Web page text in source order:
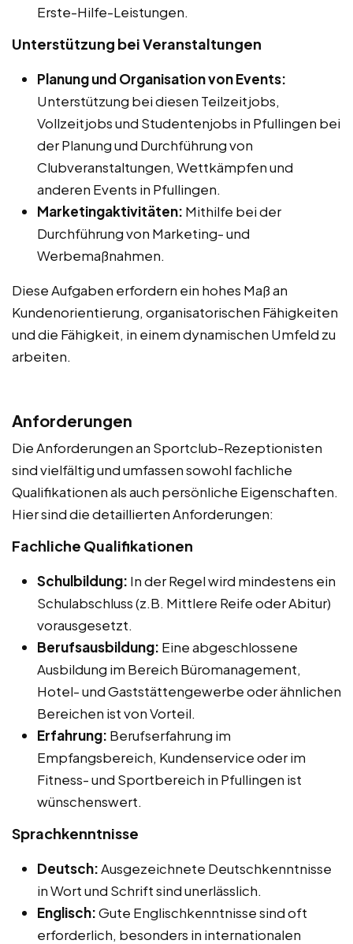
Erste-Hilfe-Leistungen.
Unterstützung bei Veranstaltungen
Planung und Organisation von Events:
Unterstützung bei diesen Teilzeitjobs,
Vollzeitjobs und Studentenjobs in Pfullingen bei
der Planung und Durchführung von
Clubveranstaltungen, Wettkämpfen und
anderen Events in Pfullingen.
Marketingaktivitäten: Mithilfe bei der
Durchführung von Marketing- und
Werbemaßnahmen.
Diese Aufgaben erfordern ein hohes Maß an
Kundenorientierung, organisatorischen Fähigkeiten
und die Fähigkeit, in einem dynamischen Umfeld zu
arbeiten.
Anforderungen
Die Anforderungen an Sportclub-Rezeptionisten
sind vielfältig und umfassen sowohl fachliche
Qualifikationen als auch persönliche Eigenschaften.
Hier sind die detaillierten Anforderungen:
Fachliche Qualifikationen
Schulbildung: In der Regel wird mindestens ein
Schulabschluss (z.B. Mittlere Reife oder Abitur)
vorausgesetzt.
Berufsausbildung: Eine abgeschlossene
Ausbildung im Bereich Büromanagement,
Hotel- und Gaststättengewerbe oder ähnlichen
Bereichen ist von Vorteil.
Erfahrung: Berufserfahrung im
Empfangsbereich, Kundenservice oder im
Fitness- und Sportbereich in Pfullingen ist
wünschenswert.
Sprachkenntnisse
Deutsch:Ausgezeichnete Deutschkenntnisse
in Wort und Schrift sind unerlässlich.
Englisch:Gute Englischkenntnisse sind oft
erforderlich, besonders in internationalen